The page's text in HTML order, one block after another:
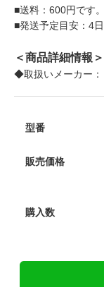
■送料：600円です
■発送予定目安：4
＜商品詳細情報＞
◆取扱いメーカー：
型番
販売価格
購入数